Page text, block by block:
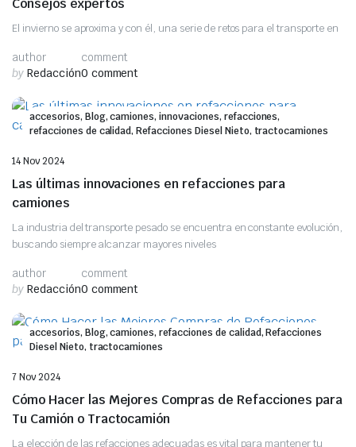
Consejos expertos
El invierno se aproxima y con él, una serie de retos para el transporte en
author
by Redacción
comment
0 comment
accesorios, Blog, camiones, innovaciones, refacciones,
refacciones de calidad, Refacciones Diesel Nieto, tractocamiones
14 Nov 2024
Las últimas innovaciones en refacciones para
camiones
La industria del transporte pesado se encuentra en constante evolución,
buscando siempre alcanzar mayores niveles
author
by Redacción
comment
0 comment
accesorios, Blog, camiones, refacciones de calidad, Refacciones
Diesel Nieto, tractocamiones
7 Nov 2024
Cómo Hacer las Mejores Compras de Refacciones para
Tu Camión o Tractocamión
La elección de las refacciones adecuadas es vital para mantener tu